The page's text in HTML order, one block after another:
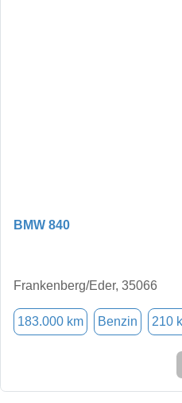
BMW 840
Frankenberg/Eder, 35066
183.000 km Benzin 210